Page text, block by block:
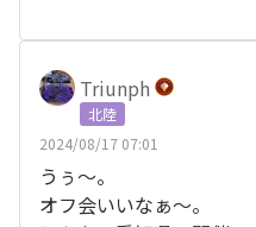
Triunph
北陸
2024/08/17 07:01
うぅ〜。
オフ会いいなぁ〜。